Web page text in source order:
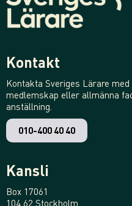
Kontakt
Kontakta Sveriges Lärare
medlemskap eller allmänna
anställning.
010-400 40 40
Kansli
Box 17061
104 62 Stockholm